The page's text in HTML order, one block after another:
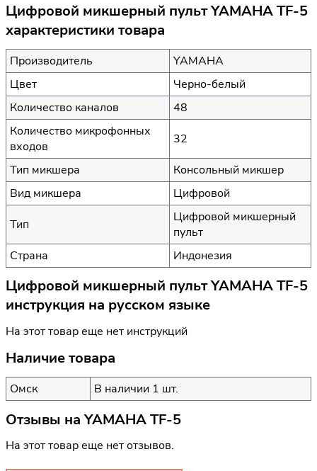
Цифровой микшерный пульт YAMAHA TF-5
характеристики товара
Производитель
YAMAHA
Цвет
Черно-белый
Количество каналов
48
Количество микрофонных
входов
32
Тип микшера
Консольный микшер
Вид микшера
Цифровой
Тип
Цифровой микшерный
пульт
Страна
Индонезия
Цифровой микшерный пульт YAMAHA TF-5
инструкция на русском языке
На этот товар еще нет инструкций
Наличие товара
Омск В наличии 1 шт.
Отзывы наYAMAHA TF-5
На этот товар еще нет отзывов.